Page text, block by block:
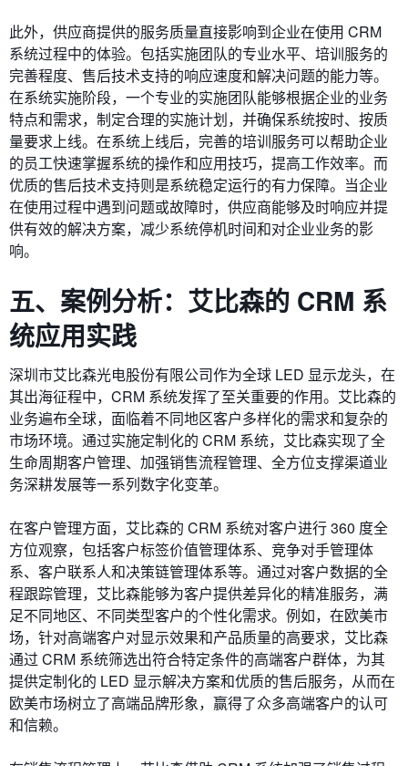
此外，供应商提供的服务质量直接影响到企业在使用 CRM
系统过程中的体验。包括实施团队的专业水平、培训服务的
完善程度、售后技术支持的响应速度和解决问题的能力等。
在系统实施阶段，一个专业的实施团队能够根据企业的业务
特点和需求，制定合理的实施计划，并确保系统按时、按质
量要求上线。在系统上线后，完善的培训服务可以帮助企业
的员工快速掌握系统的操作和应用技巧，提高工作效率。而
优质的售后技术支持则是系统稳定运行的有力保障。当企业
在使用过程中遇到问题或故障时，供应商能够及时响应并提
供有效的解决方案，减少系统停机时间和对企业业务的影
响。
五、案例分析：艾比森的 CRM 系
统应用实践
深圳市艾比森光电股份有限公司作为全球 LED 显示龙头，在
其出海征程中，CRM 系统发挥了至关重要的作用。艾比森的
业务遍布全球，面临着不同地区客户多样化的需求和复杂的
市场环境。通过实施定制化的 CRM 系统，艾比森实现了全
生命周期客户管理、加强销售流程管理、全方位支撑渠道业
务深耕发展等一系列数字化变革。
在客户管理方面，艾比森的 CRM 系统对客户进行 360 度全
方位观察，包括客户标签价值管理体系、竞争对手管理体
系、客户联系人和决策链管理体系等。通过对客户数据的全
程跟踪管理，艾比森能够为客户提供差异化的精准服务，满
足不同地区、不同类型客户的个性化需求。例如，在欧美市
场，针对高端客户对显示效果和产品质量的高要求，艾比森
通过 CRM 系统筛选出符合特定条件的高端客户群体，为其
提供定制化的 LED 显示解决方案和优质的售后服务，从而在
欧美市场树立了高端品牌形象，赢得了众多高端客户的认可
和信赖。